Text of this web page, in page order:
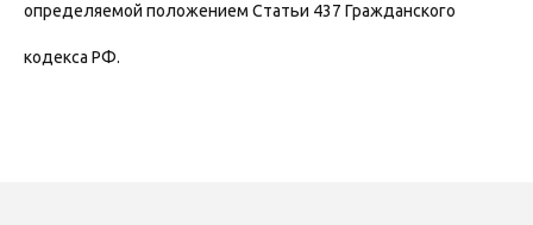
определяемой положением Статьи 437 Гражданского
кодекса РФ.